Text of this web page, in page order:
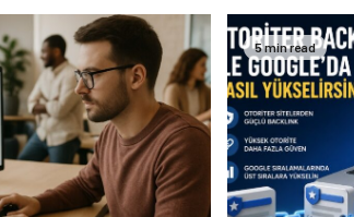
5 min read